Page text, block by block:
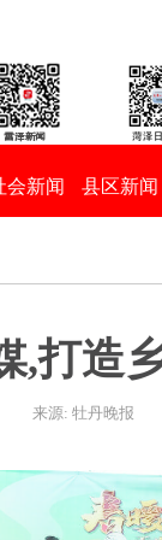
会新闻 县区新闻
,打造
来源: 牡丹晚报